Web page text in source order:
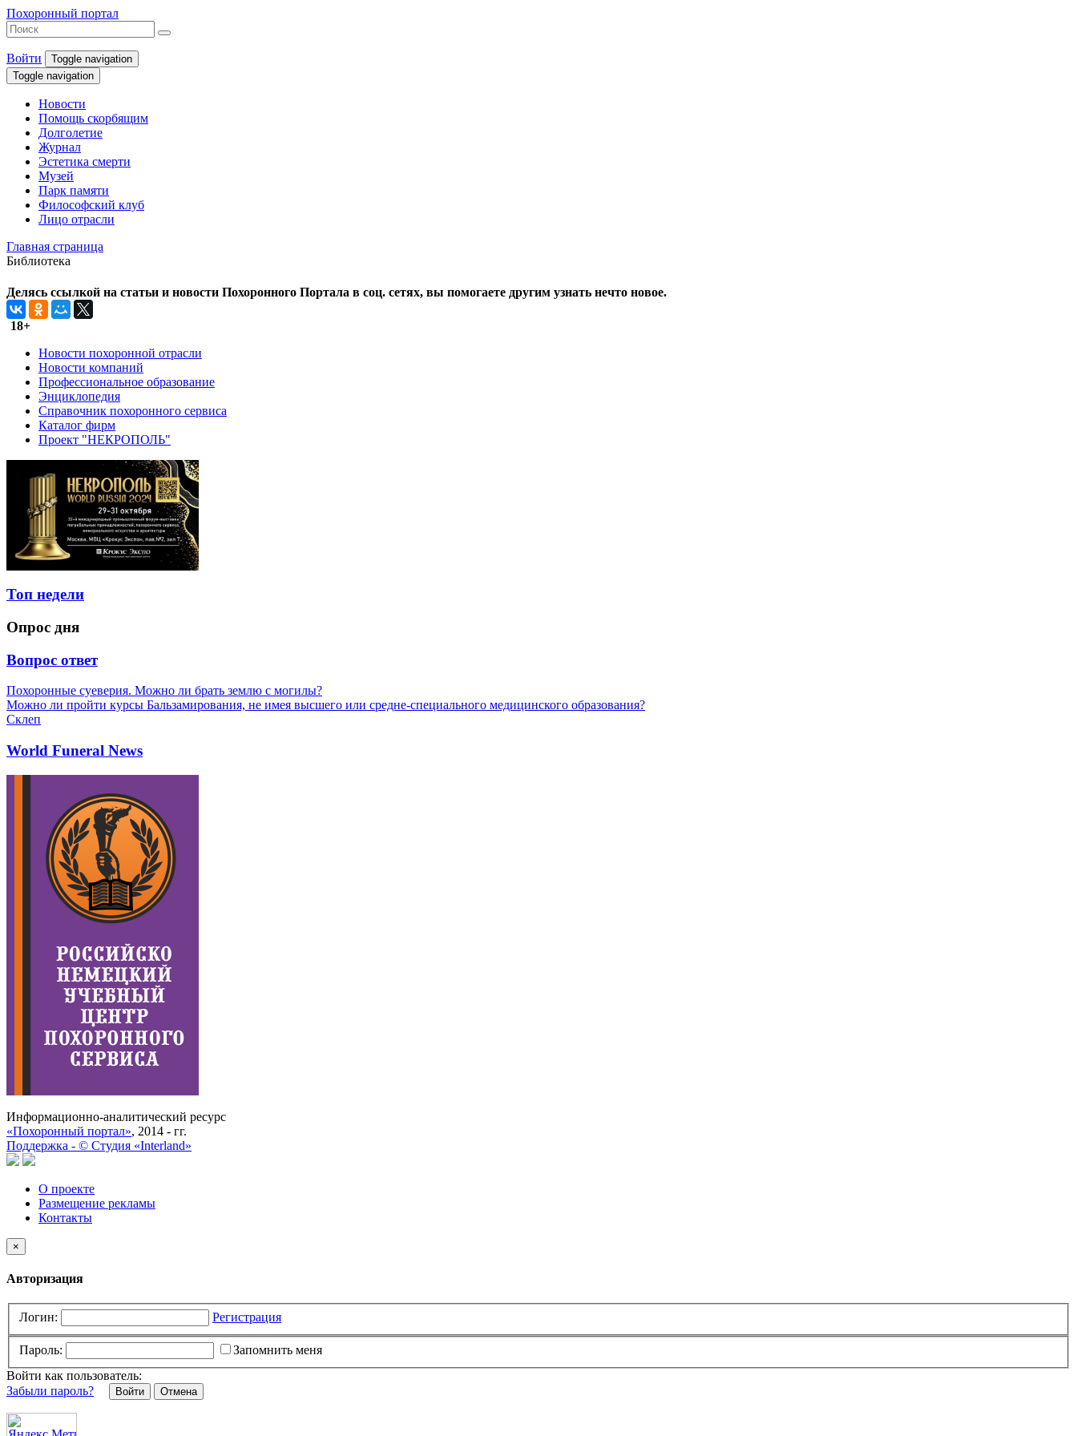
Похоронный портал
Войти
Toggle navigation
Toggle navigation
Новости
Помощь скорбящим
Долголетие
Журнал
Эстетика смерти
Музей
Парк памяти
Философский клуб
Лицо отрасли
Главная страница
Библиотека
Делясь ссылкой на статьи и новости Похоронного Портала в соц. сетях, вы помогаете другим узнать нечто новое.
18+
Новости похоронной отрасли
Новости компаний
Профессиональное образование
Энциклопедия
Справочник похоронного сервиса
Каталог фирм
Проект "НЕКРОПОЛЬ"
Топ недели
Опрос дня
Вопрос ответ
Похоронные суеверия. Можно ли брать землю с могилы?
Можно ли пройти курсы Бальзамирования, не имея высшего или средне-специального медицинского образования?
Склеп
World Funeral News
Информационно-аналитический ресурс
«Похоронный портал», 2014 - гг.
Поддержка - © Cтудия «Interland»
О проекте
Размещение рекламы
Контакты
×
Авторизация
Логин: Регистрация
Пароль:
Запомнить меня
Войти как пользователь:
Забыли пароль?
Отмена